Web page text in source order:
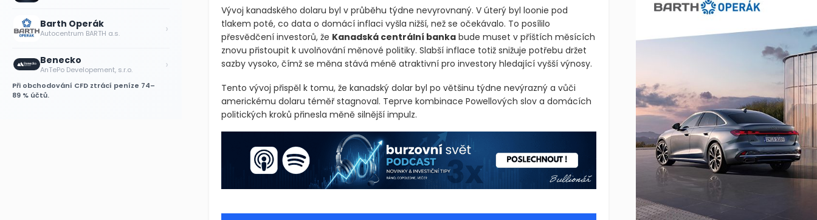
Vývoj kanadského dolaru byl v průběhu týdne nevyrovnaný. V úterý byl loonie pod
tlakem poté, co data o domácí inflaci vyšla nižší, než se očekávalo. To posílilo
přesvědčení investorů, že Kanadská centrální bankabude muset v příštích měsících
znovu přistoupit k uvolňování měnové politiky. Slabší inflace totiž snižuje potřebu držet
sazby vysoko, čímž se měna stává méně atraktivní pro investory hledající vyšší výnosy.
Tento vývoj přispěl k tomu, že kanadský dolar byl po většinu týdne nevýrazný a vůči
americkému dolaru téměř stagnoval. Teprve kombinace Powellových slov a domácích
politických kroků přinesla měně silnější impulz.
Barth Operák
Autocentrum BARTH a.s. ›
Benecko
AnTePo Developement, s.r.o. ›
Při obchodování CFD ztrácí peníze 74–
89 % účtů.